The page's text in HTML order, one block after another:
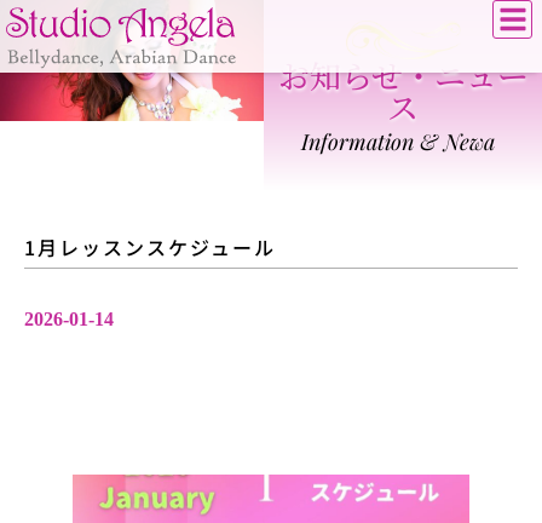
お知らせ・ニュー
ス
Information & Newa
1月レッスンスケジュール
2026-01-14